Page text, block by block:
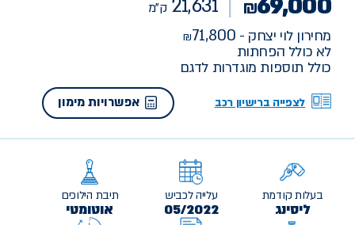
₪
21,631 ק"מ
מחירון לוי יצחק - 71,800
לא כולל הפחתות
כולל תוספות מוגדרות לדגם
לצפייה ברישיון רכב אפשרויות מימון
בעלות קודמת
ליסינג
עלייה לכביש
05/2022
תיבת הילוכים
אוטומטי